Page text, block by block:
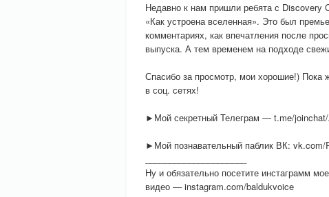
Недавно к нам пришли ребята с Discovery
«Как устроена вселенная». Это был
комментариях, как впечатления после
выпуска. А тем временем на подходе
Спасибо за просмотр, мои хорошие!)
в соц. сетях!
►Мой секретный Телеграм — t.me/
►Мой познавательный паблик ВК: vk.com/
Ну и обязательно посетите инстаграмм
видео — instagram.com/baldukvoice